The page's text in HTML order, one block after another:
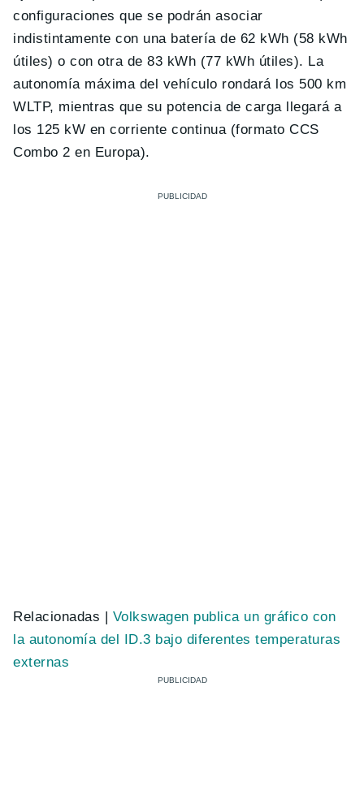
configuraciones que se podrán asociar
indistintamente con una batería de 62 kWh (58 kWh
útiles) o con otra de 83 kWh (77 kWh útiles). La
autonomía máxima del vehículo rondará los 500 km
WLTP, mientras que su potencia de carga llegará a
los 125 kW en corriente continua (formato CCS
Combo 2 en Europa).
Relacionadas | Volkswagen publica un gráfico con
la autonomía del ID.3 bajo diferentes temperaturas
externas